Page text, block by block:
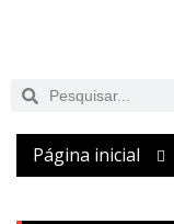
Página inicial